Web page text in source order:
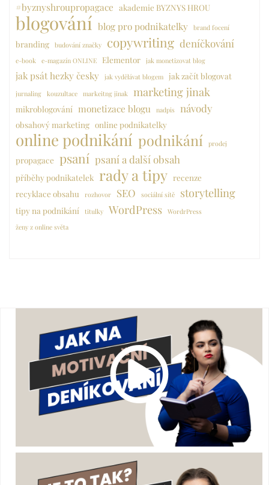
#byznyshroupropagace akademie BYZNYS HROU
blogování blog pro podnikatelky brand focení
branding budování značky copywriting deníčkování
e-book e-magazín ONLINE Elementor jak monetizovat blog
jak psát hezky česky jak vydělávat blogem jak začít blogovat
jurnaling kouzultace markeitng jinak marketing jinak
mikroblogování monetizace blogu nadpis návody
obsahový marketing online podnikatelky
online podnikání podnikání prodej
propagace psaní psaní a další obsah
příběhy podnikatelek rady a tipy recenze
recyklace obsahu
rozhovor SEO sociální sítě storytelling
tipy na podnikání titulky WordPress WordrPress
ženy z online světa